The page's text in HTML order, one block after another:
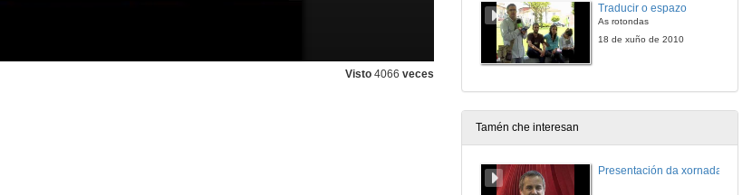
Visto 4066 veces
Traducir o espazo
As rotondas
18 de xuño de 2010
Tamén che interesan
Presentación da xornada